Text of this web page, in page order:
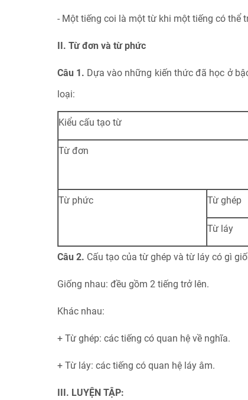
- Một tiếng coi là một từ khi một tiếng có thể
II. Từ đơn và từ phức
Câu 1. Dựa vào những kiến thức đã học ở
loại:
Kiểu cấu tạo từ
Từ đơn
Từ phức Từ ghép
Từ láy
Câu 2. Cấu tạo của từ ghép và từ láy có gì
Giống nhau: đều gồm 2 tiếng trở lên.
Khác nhau:
+ Từ ghép: các tiếng có quan hệ về nghĩa.
+ Từ láy: các tiếng có quan hệ láy âm.
III. LUYỆN TẬP: